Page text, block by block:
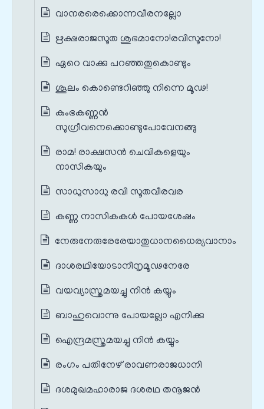
വാനരരെക്കൊന്നവീരനല്ലോ
ഋക്ഷരാജസൂത ശുഭമാനോ!രവിസൂനോ!
ഏറെ വാക്കു പറഞ്ഞതുകൊണ്ടും
ശൂലം കൊണ്ടെറിഞ്ഞു നിന്നെ മൂഢ!
കുംഭകണ്ണൻ
സുഗ്രീവനെക്കൊണ്ടുപോവേനങ്ങു
രാമ! രാക്ഷസൻ ചെവികളെയും
നാസികയും
സാധുസാധു രവി സൂതവീരവര
കണ്ണ നാസികകൾ പോയശേഷം
നേരുനേരുരേരേയാതുധാനധൈര്യവാനാം
ദാശരഥിയോടാനീനൃമൂഢനേരേ
വയവ്യാസ്ത്രമയച്ചു നിൻ കയ്യും
ബാഹുവൊന്നു പോയല്ലോ എനിക്കു
ഐന്ദ്രമസ്ത്രമയച്ചു നിൻ കയ്യും
രംഗം പതിനേഴ് രാവണരാജധാനി
ദശമുഖമഹാരാജ ദശരഥ തനൂജൻ